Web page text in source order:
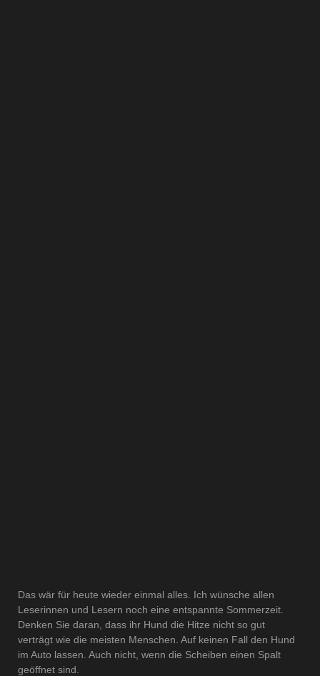
Das wär für heute wieder einmal alles. Ich wünsche allen
Leserinnen und Lesern noch eine entspannte Sommerzeit.
Denken Sie daran, dass ihr Hund die Hitze nicht so gut
verträgt wie die meisten Menschen. Auf keinen Fall den Hund
im Auto lassen. Auch nicht, wenn die Scheiben einen Spalt
geöffnet sind.